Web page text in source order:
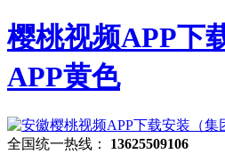
樱桃视频APP下
APP黄色
全国统一热线： 13625509106